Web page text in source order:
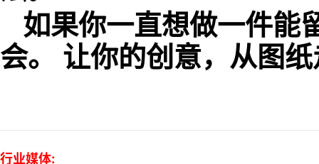
如果你一直想做一件能
会。
让你的创意，从图
行业媒体: